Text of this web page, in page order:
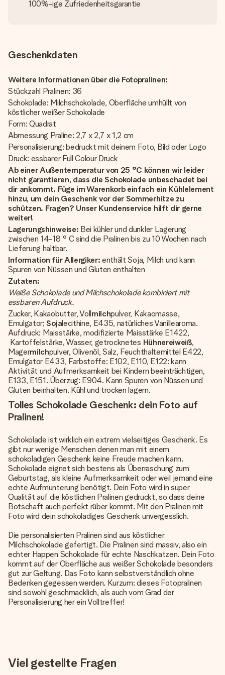
100%-ige Zufriedenheitsgarantie
Geschenkdaten
Weitere Informationen über die Fotopralinen:
Stückzahl Pralinen: 36
Schokolade: Milchschokolade, Oberfläche umhüllt von
köstlicher weißer Schokolade
Form: Quadrat
Abmessung Praline: 2,7 x 2,7 x 1,2 cm
Personalisierung: bedruckt mit deinem Foto, Bild oder Logo
Druck: essbarer Full Colour Druck
Ab einer Außentemperatur von 25 °C können wir leider
nicht garantieren, dass die Schokolade unbeschadet bei
dir ankommt. Füge im Warenkorb einfach ein Kühlelement
hinzu, um dein Geschenk vor der Sommerhitze zu
schützen. Fragen? Unser Kundenservice hilft dir gerne
weiter!
Lagerungshinweise: Bei kühler und dunkler Lagerung
zwischen 14-18 ° C sind die Pralinen bis zu 10 Wochen nach
Lieferung haltbar.
Information für Allergiker: enthält Soja, Milch und kann
Spuren von Nüssen und Gluten enthalten
Zutaten:
Weiße Schokolade und Milchschokolade kombiniert mit
essbaren Aufdruck.
Zucker, Kakaobutter, Vollmilchpulver, Kakaomasse,
Emulgator;Sojalecithine, E435, natürliches Vanillearoma.
Aufdruck: Maisstärke, modifizierte Maisstärke E1422,
Kartoffelstärke, Wasser, getrocknetes Hühnereiweiß,
Magermilchpulver, Olivenöl, Salz, Feuchthaltemittel E422,
Emulgator E433, Farbstoffe: E102, E110, E122: kann
Aktivität und Aufmerksamkeit bei Kindern beeinträchtigen,
E133, E151. Überzug: E904. Kann Spuren von Nüssen und
Gluten beinhalten. Kühl und trocken lagern.
Tolles Schokolade Geschenk: dein Foto auf
Pralinen!
Schokolade ist wirklich ein extrem vielseitiges Geschenk. Es
gibt nur wenige Menschen denen man mit einem
schokoladigen Geschenk keine Freude machen kann.
Schokolade eignet sich bestens als Überraschung zum
Geburtstag, als kleine Aufmerksamkeit oder weil jemand eine
echte Aufmunterung benötigt. Dein Foto wird in super
Qualität auf die köstlichen Pralinen gedruckt, so dass deine
Botschaft auch perfekt rüber kommt. Mit den Pralinen mit
Foto wird dein schokoladiges Geschenk unvergesslich.
Die personalisierten Pralinen sind aus köstlicher
Milchschokolade gefertigt. Die Pralinen sind massiv, also ein
echter Happen Schokolade für echte Naschkatzen. Dein Foto
kommt auf der Oberfläche aus weißer Schokolade besonders
gut zur Geltung. Das Foto kann selbstverständlich ohne
Bedenken gegessen werden. Kurzum: dieses Fotopralinen
sind sowohl geschmacklich, als auch vom Grad der
Personalisierung her ein Volltreffer!
Viel gestellte Fragen